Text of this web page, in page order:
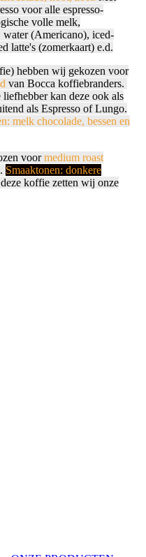
voor alle espresso-
volle melk,
(Americano), iced-
latte's (zomerkaart) e.d.
hebben wij gekozen voor
van Bocca koffiebranders.
kan deze ook als
als Espresso of Lungo.
melk chocolade, bessen en
voormedium roast
Smaaktonen: donkere
koffie zetten wij onze